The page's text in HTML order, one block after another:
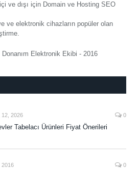
ve dışı için Domain ve Hosting SEO
ve elektronik cihazların popüler olan
Donanım Elektronik Ekibi - 2016
12, 2026 0
Tabelacı Ürünleri Fiyat Önerileri
2016 0